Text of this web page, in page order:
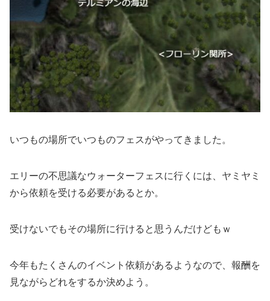
いつもの場所でいつものフェスがやってきました。
エリーの不思議なウォーターフェスに行くには、ヤミヤミ
から依頼を受ける必要があるとか。
受けないでもその場所に行けると思うんだけどもｗ
今年もたくさんのイベント依頼があるようなので、報酬を
見ながらどれをするか決めよう。